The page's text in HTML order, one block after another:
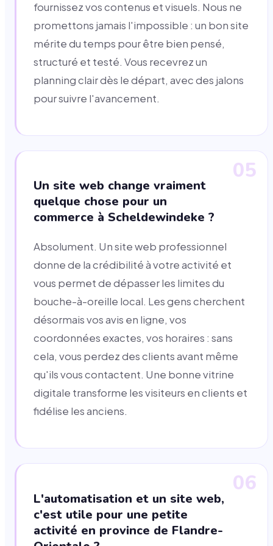
fournissez vos contenus et visuels. Nous ne
promettons jamais l'impossible : un bon site
mérite du temps pour être bien pensé,
structuré et testé. Vous recevrez un
planning clair dès le départ, avec des jalons
pour suivre l'avancement.
05
Un site web change vraiment
quelque chose pour un
commerce à Scheldewindeke ?
Absolument. Un site web professionnel
donne de la crédibilité à votre activité et
vous permet de dépasser les limites du
bouche-à-oreille local. Les gens cherchent
désormais vos avis en ligne, vos
coordonnées exactes, vos horaires : sans
cela, vous perdez des clients avant même
qu'ils vous contactent. Une bonne vitrine
digitale transforme les visiteurs en clients et
fidélise les anciens.
06
L'automatisation et un site web,
c'est utile pour une petite
activité en province de Flandre-